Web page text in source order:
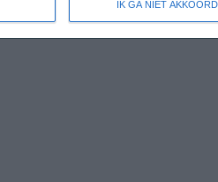
IK GA NIET AKKOORD
voor Sonneborn